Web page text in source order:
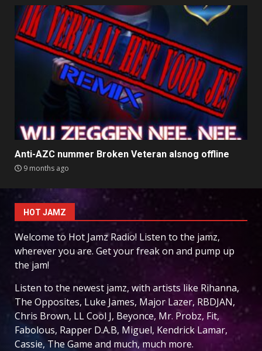
Anti-AZC nummer Broken Veteran alsnog offline
9 months ago
HOT JAMZ
Welcome to Hot Jamz Radio! Listen to the jamz,
wherever you are. Get your freak on and pump up
the jam!
Listen to the newest jamz, with artists like Rihanna,
The Opposites, Luke James, Major Lazer, RBDJAN,
Chris Brown, LL Cool J, Beyonce, Mr. Probz, Fit,
Fabolous, Rapper D.A.B, Miguel, Kendrick Lamar,
Cassie, The Game and much, much more.